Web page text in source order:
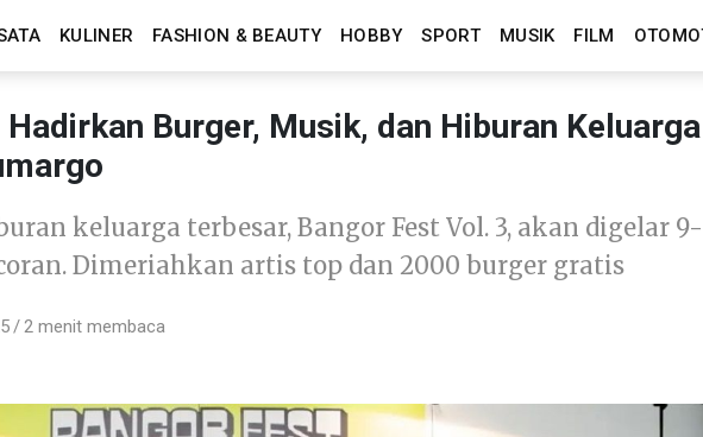
KULINER FASHION & BEAUTY HOBBY SPORT MUSIK FILM
Burger, Musik, dan Hiburan Keluarga
keluarga terbesar, Bangor Fest Vol. 3, akan digelar 9-
Dimeriahkan artis top dan 2000 burger gratis
2 menit membaca